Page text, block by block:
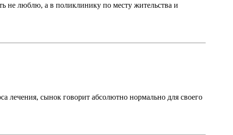
не люблю, а в поликлинику по месту жительства и
лечения, сынок говорит абсолютно нормально для своего